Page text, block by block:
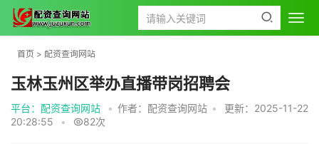
首页 > 配资查询网站
玉林玉州区举办直播带岗招聘会
平台：配资查询网站 • 作者：配资查询网站 •
更新：2025-11-22
20:28:55
• 82次